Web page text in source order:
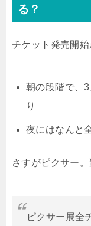
る？
チケット発売開
朝の段階で、
り
夜にはなんと
さすがピクサー
ピクサー展全